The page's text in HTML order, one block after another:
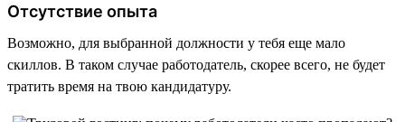
Отсутствие опыта
Возможно, для выбранной должности у тебя еще мало
скиллов. В таком случае работодатель, скорее всего, не будет
тратить время на твою кандидатуру.